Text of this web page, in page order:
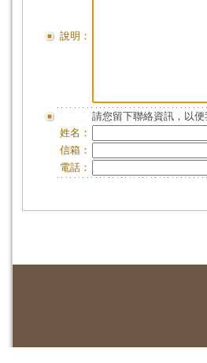
說明：
請您留下聯絡資訊，以
姓名：
信箱：
電話：